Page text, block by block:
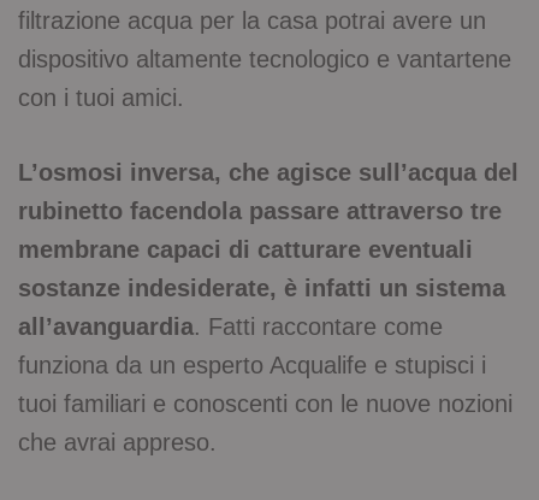
filtrazione acqua per la casa potrai avere un
dispositivo altamente tecnologico e vantartene
con i tuoi amici.
L’osmosi inversa, che agisce sull’acqua del
rubinetto facendola passare attraverso tre
membrane capaci di catturare eventuali
sostanze indesiderate, è infatti un sistema
all’avanguardia. Fatti raccontare come
funziona da un esperto Acqualife e stupisci i
tuoi familiari e conoscenti con le nuove nozioni
che avrai appreso.